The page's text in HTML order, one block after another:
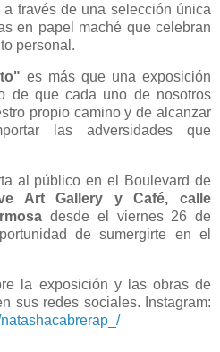
través de una selección única
en papel maché que celebran
personal.
es más que una exposición
de que cada uno de nosotros
propio camino y de alcanzar
las adversidades que
al público en el Boulevard de
Art Gallery y Café, calle
desde el viernes 26 de
de sumergirte en el
la exposición y las obras de
sus redes sociales. Instagram: